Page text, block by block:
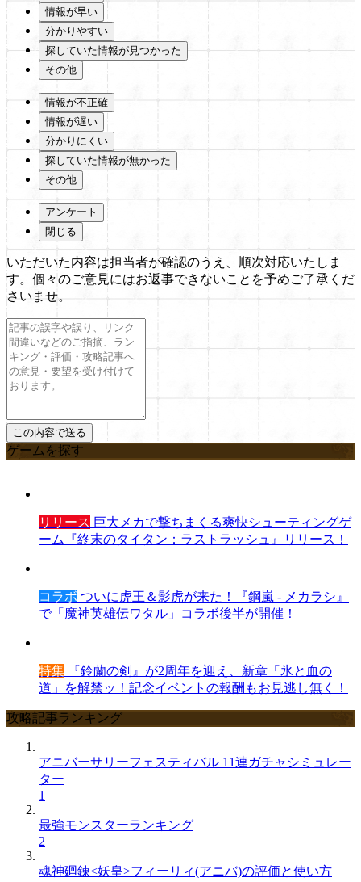
情報が早い
分かりやすい
探していた情報が見つかった
その他
情報が不正確
情報が遅い
分かりにくい
探していた情報が無かった
その他
アンケート
閉じる
いただいた内容は担当者が確認のうえ、順次対応いたしま
す。個々のご意見にはお返事できないことを予めご了承くだ
さいませ。
ゲームを探す
リリース 巨大メカで撃ちまくる爽快シューティングゲ
ーム『終末のタイタン：ラストラッシュ』リリース！
コラボ ついに虎王＆影虎が来た！『鋼嵐 - メカラシ』
で「魔神英雄伝ワタル」コラボ後半が開催！
特集 『鈴蘭の剣』が2周年を迎え、新章「氷と血の
道」を解禁ッ！記念イベントの報酬もお見逃し無く！
攻略記事ランキング
アニバーサリーフェスティバル 11連ガチャシミュレー
ター
1
最強モンスターランキング
2
魂神廻錬<妖皇>フィーリィ(アニバ)の評価と使い方